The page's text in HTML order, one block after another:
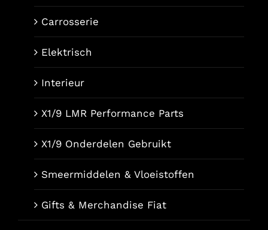
Carrosserie
Elektrisch
Interieur
X1/9 LMR Performance Parts
X1/9 Onderdelen Gebruikt
Smeermiddelen & Vloeistoffen
Gifts & Merchandise Fiat